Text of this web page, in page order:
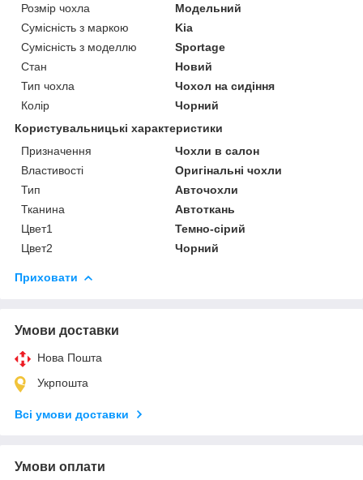
Розмір чохла
Модельний
Сумісність з маркою
Kia
Сумісність з моделлю
Sportage
Стан
Новий
Тип чохла
Чохол на сидіння
Колір
Чорний
Користувальницькі характеристики
Призначення
Чохли в салон
Властивості
Оригінальні чохли
Тип
Авточохли
Тканина
Автоткань
Цвет1
Темно-сірий
Цвет2
Чорний
Приховати
Умови доставки
Нова Пошта
Укрпошта
Всі умови доставки
Умови оплати